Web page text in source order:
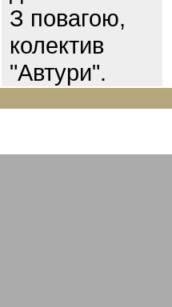
З повагою,
колектив
"Автури".